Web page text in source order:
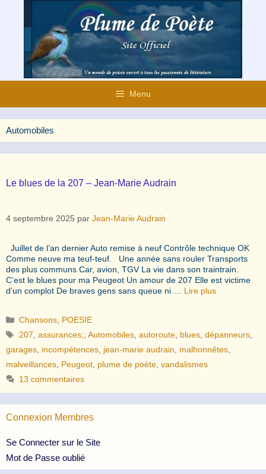
contenu
Menu
Automobiles
Le blues de la 207 – Jean-Marie Audrain
4 septembre 2025 par Jean-Marie Audrain
Juillet de l’an dernier Auto remise à neuf Contrôle technique OK
Comme neuve ma teuf-teuf. Une année sans rouler Transports
des plus communs Car, avion, TGV La vie dans son traintrain.
C’est le blues pour ma Peugeot Un amour de 207 Elle est victime
d’un complot De braves gens sans queue ni … Lire plus
Catégories
Chansons POESIE
Étiquettes
207 ,assurances; ,Automobiles ,autoroute blues ,dépanneurs
garages incompétences jean-marie audrain malhonnêtes
malveillances Peugeot plume de poète vandalismes
13 commentaires
Connexion Membres
Se Connecter sur le Site
Mot de Passe oublié